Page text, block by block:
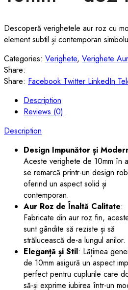
Descoperă verighetele aur roz cu
element subtil și contemporan
Categories: Verighete, Verighete
Share:
Share: Facebook Twitter LinkedIn
Description
Reviews (0)
Description
Design Impunător și
Aceste verighete de 10mm în
se remarcă printr-un design
oferind un aspect solid și
contemporan.
Aur Roz de Înaltă Calitate:
Fabricate din aur roz fin,
sunt gândite să reziste și să
strălucească de-a lungul anilor.
Eleganță și Stil: Lățimea
de 10mm asigură un aspect
perfect pentru cuplurile care
să-și exprime iubirea într-un